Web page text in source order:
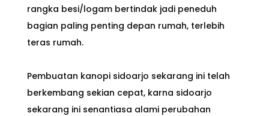
rangka besi/logam bertindak jadi peneduh
bagian paling penting depan rumah, terlebih
teras rumah.
Pembuatan kanopi sidoarjo sekarang ini telah
berkembang sekian cepat, karna sidoarjo
sekarang ini senantiasa alami perubahan